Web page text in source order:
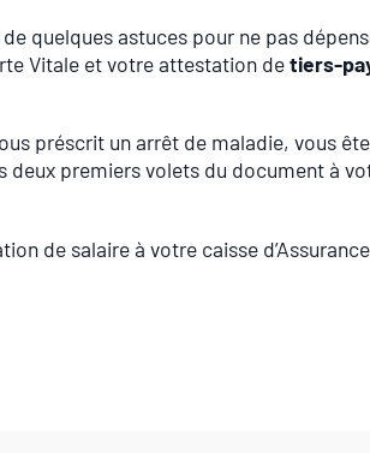
quelques astuces pour ne pas
Vitale et votre attestation detiers-
préscrit un arrêt de maladie, vous
deux premiers volets du document à
de salaire à votre caisse